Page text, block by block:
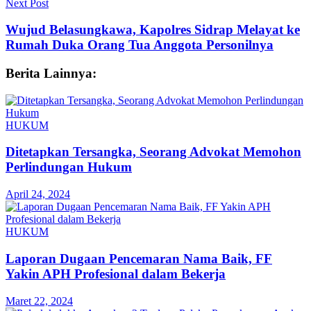
Next Post
Wujud Belasungkawa, Kapolres Sidrap Melayat ke
Rumah Duka Orang Tua Anggota Personilnya
Berita Lainnya:
HUKUM
Ditetapkan Tersangka, Seorang Advokat Memohon
Perlindungan Hukum
April 24, 2024
HUKUM
Laporan Dugaan Pencemaran Nama Baik, FF
Yakin APH Profesional dalam Bekerja
Maret 22, 2024